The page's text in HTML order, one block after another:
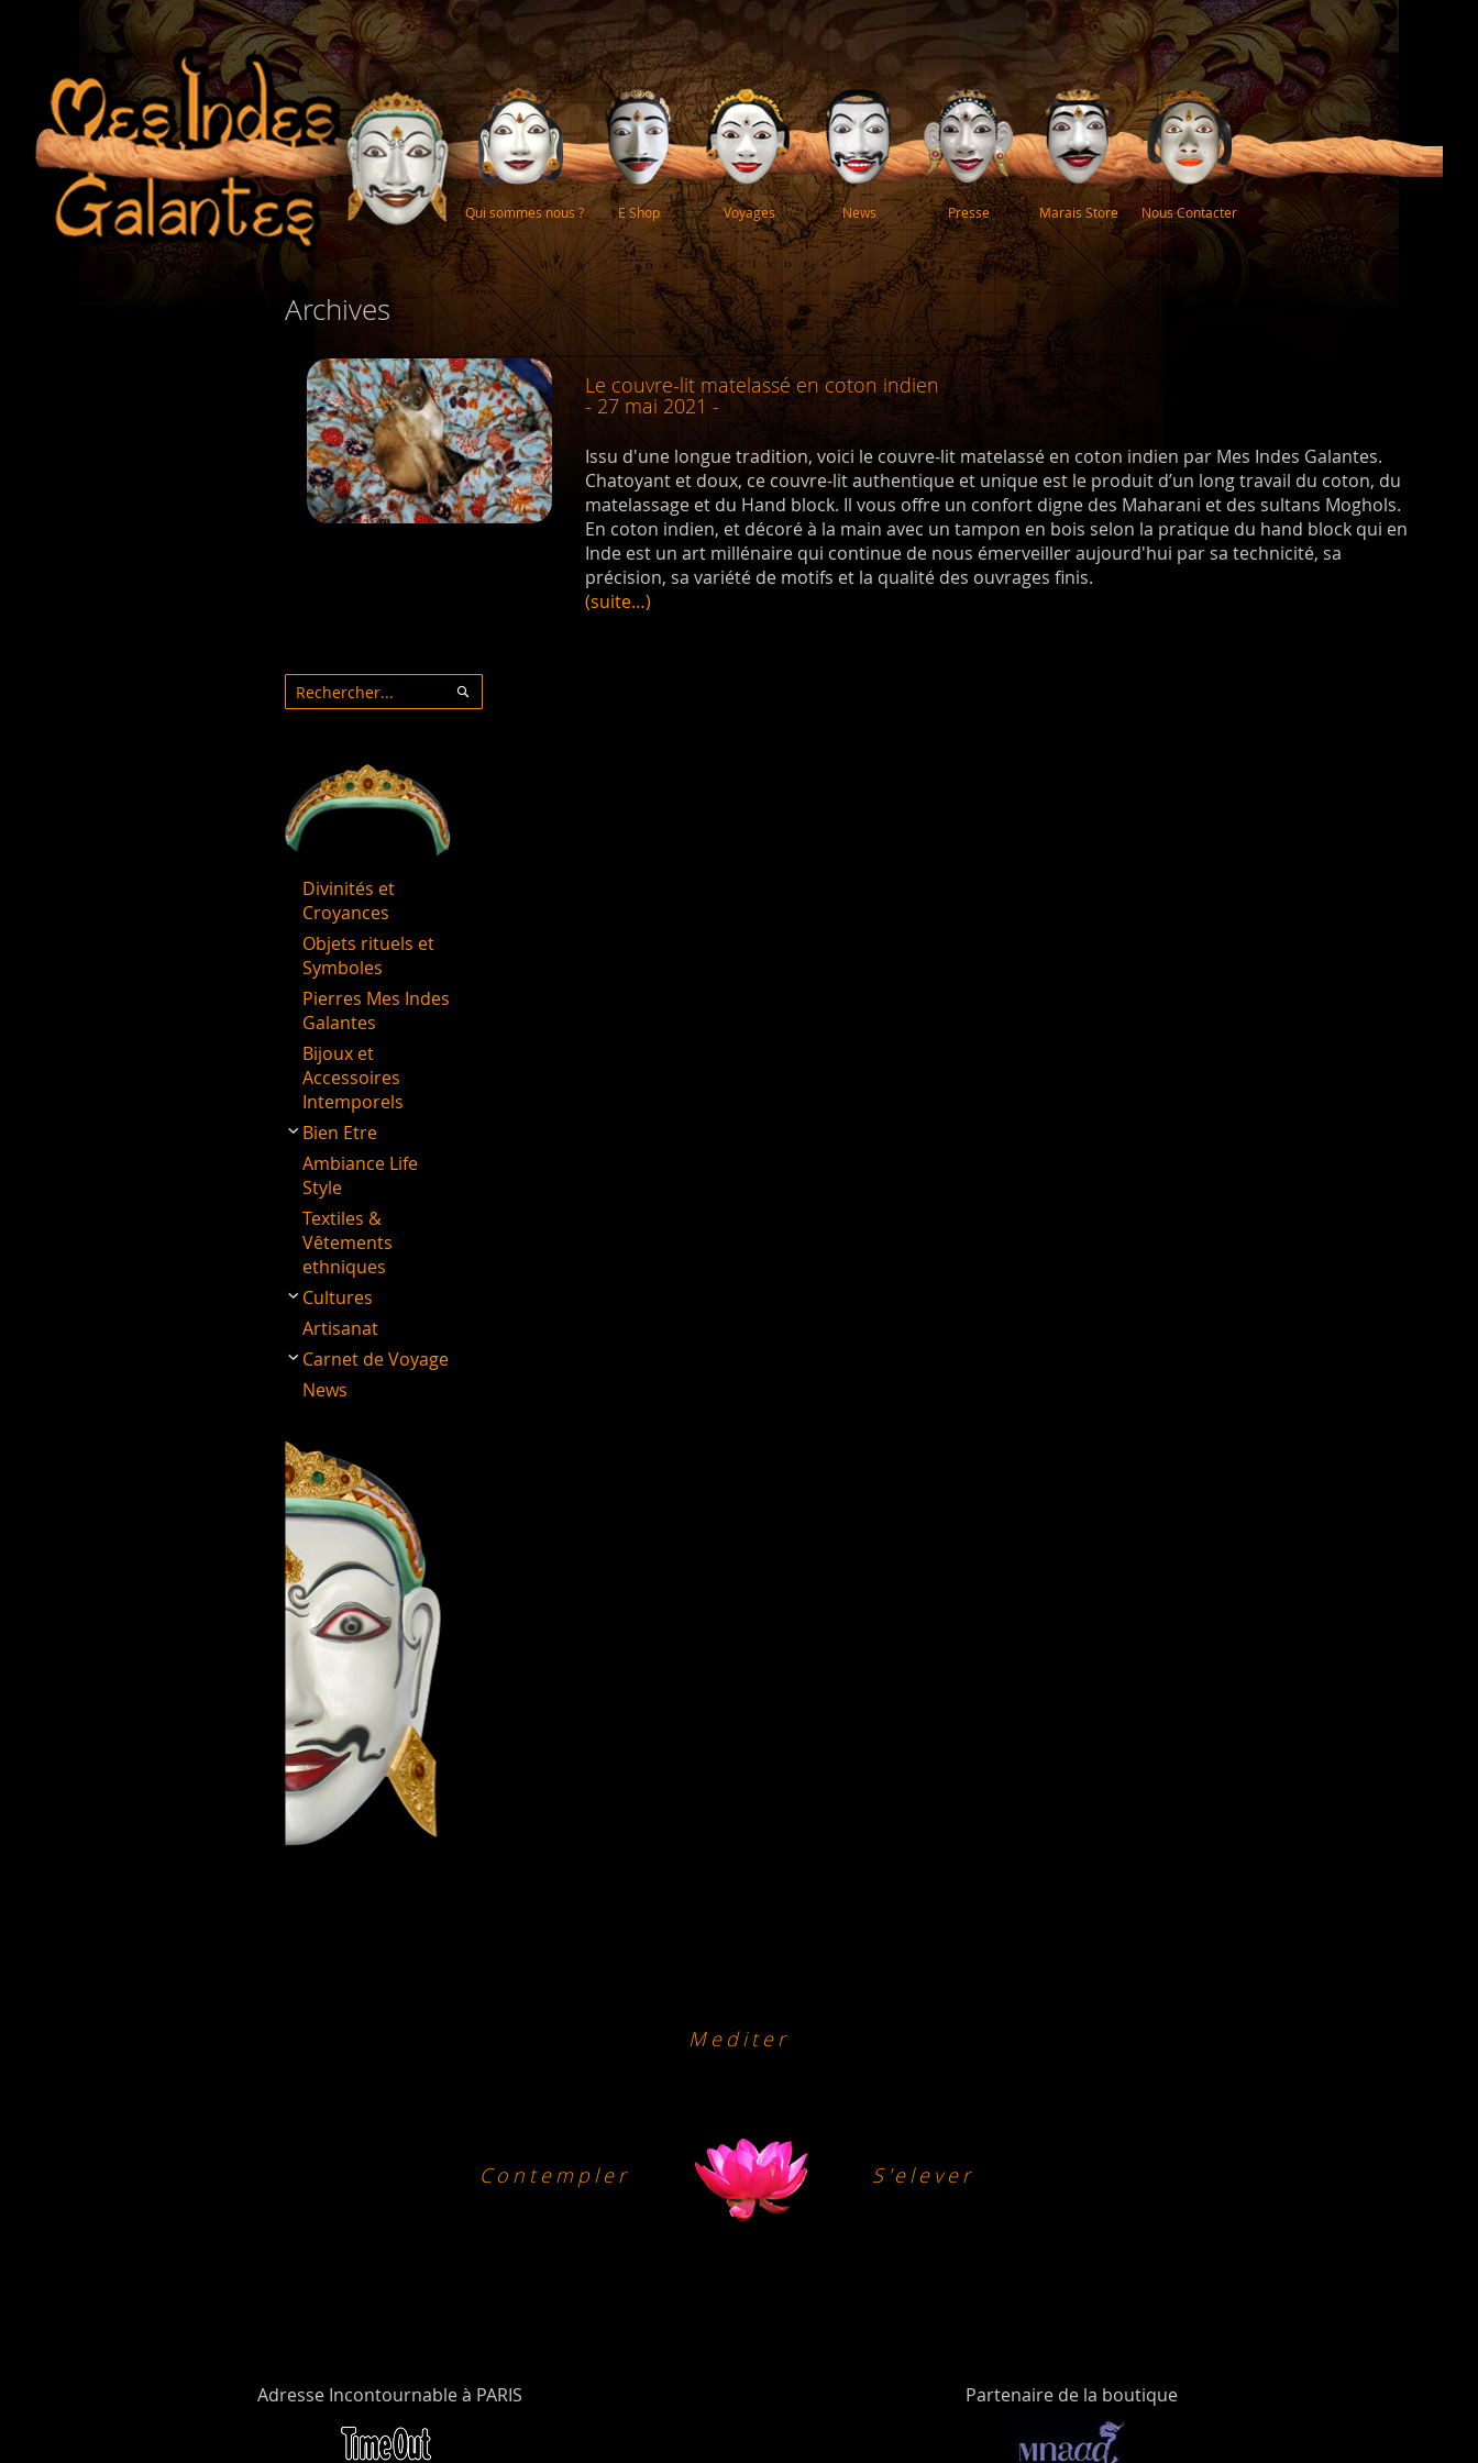
Qui sommes nous ? E Shop Voyages News Presse Marais Store Nous Contacter
Archives
Le couvre-lit matelassé en coton indien
- 27 mai 2021 -
Issu d'une longue tradition, voici le couvre-lit matelassé en coton indien par Mes Indes Galantes.
Chatoyant et doux, ce couvre-lit authentique et unique est le produit d’un long travail du coton, du
matelassage et du Hand block. Il vous offre un confort digne des Maharani et des sultans Moghols.
En coton indien, et décoré à la main avec un tampon en bois selon la pratique du hand block qui en
Inde est un art millénaire qui continue de nous émerveiller aujourd'hui par sa technicité, sa
précision, sa variété de motifs et la qualité des ouvrages finis.
(suite…)
Rechercher
Divinités et
Croyances
Objets rituels et
Symboles
Pierres Mes Indes
Galantes
Bijoux et
Accessoires
Intemporels
Bien Etre
Ambiance Life
Style
Textiles &
Vêtements
ethniques
Cultures
Artisanat
Carnet de Voyage
News
Mediter
Contempler S'elever
Adresse Incontournable à PARIS Partenaire de la boutique